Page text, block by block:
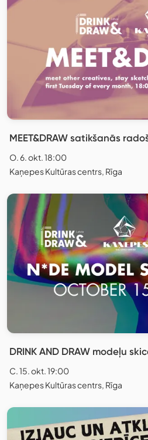
MEET&DRAW satikšanās
O. 6. okt. 18:00
Kaņepes Kultūras centrs, Rīga
DRINK AND DRAW modeļu
C. 15. okt. 19:00
Kaņepes Kultūras centrs, Rīga